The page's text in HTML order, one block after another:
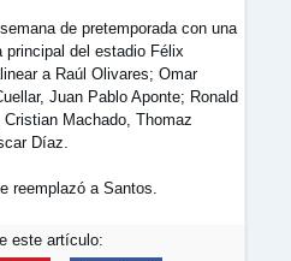
de pretemporada con una
del estadio Félix
a Raúl Olivares; Omar
Juan Pablo Aponte; Ronald
Machado, Thomaz
Díaz.
reemplazó a Santos.
este artículo: